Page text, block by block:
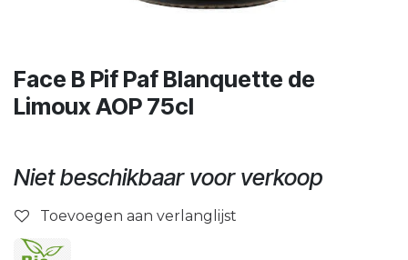
Face B Pif Paf Blanquette de
Limoux AOP 75cl
Niet beschikbaar voor verkoop
Toevoegen aan verlanglijst